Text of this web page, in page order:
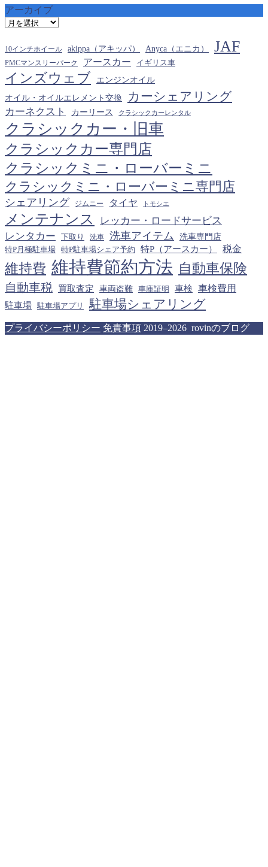
アーカイブ
ア
カ
イ
ブ
10インチホイール akippa（アキッパ） Anyca（エニカ） JAF
PMCマンスリーパーク アースカー イギリス車
インズウェブ エンジンオイル
オイル・オイルエレメント交換 カーシェアリング
カーネクスト カーリース クラシックカーレンタル
クラシックカー・旧車
クラシックカー専門店
クラシックミニ・ローバーミニ
クラシックミニ・ローバーミニ専門店
シェアリング ジムニー タイヤ トモシエ
メンテナンス
レッカー・ロードサービス
レンタカー
下取り 洗車 洗車アイテム
洗車専門店
特P月極駐車場
特P駐車場シェア予約 特P（アースカー） 税金
維持費 維持費節約方法 自動車保険
自動車税 買取査定 車両盗難 車庫証明 車検 車検費用
駐車場 駐車場アプリ 駐車場シェアリング
プライバシーポリシー 免責事項 2019–2026 rovinのブログ